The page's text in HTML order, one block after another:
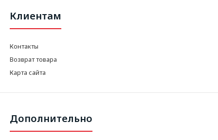
Клиентам
Контакты
Возврат товара
Карта сайта
Дополнительно